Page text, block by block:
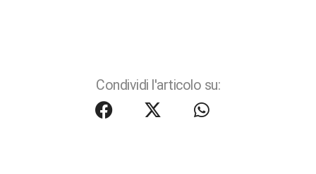
Condividi l'articolo su: